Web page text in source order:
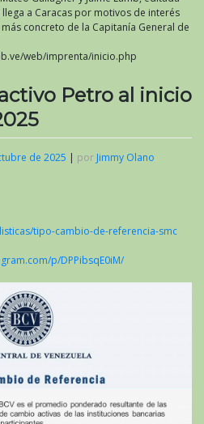
a Caracas por motivos de interés
concreto de la Capitanía General de
web/imprenta/inicio.php
Petro al inicio
de 2025 | por Jimmy Olano
tipo-cambio-de-referencia-smc
p/DPPibsqE0iM/